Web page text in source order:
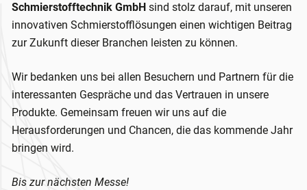
Schmierstofftechnik GmbH sind stolz darauf, mit unseren
innovativen Schmierstofflösungen einen wichtigen Beitrag
zur Zukunft dieser Branchen leisten zu können.
Wir bedanken uns bei allen Besuchern und Partnern für die
interessanten Gespräche und das Vertrauen in unsere
Produkte. Gemeinsam freuen wir uns auf die
Herausforderungen und Chancen, die das kommende Jahr
bringen wird.
Bis zur nächsten Messe!